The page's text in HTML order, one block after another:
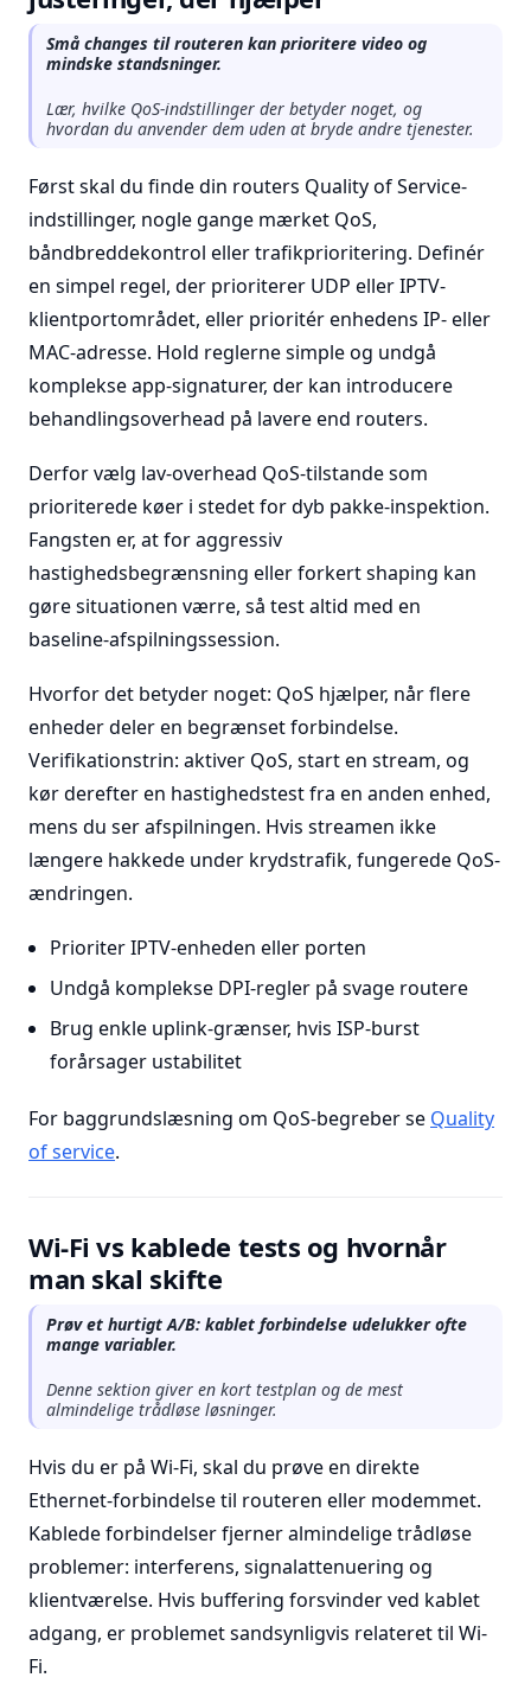
Små changes til routeren kan prioritere video og
mindske standsninger.
Lær, hvilke QoS-indstillinger der betyder noget, og
hvordan du anvender dem uden at bryde andre tjenester.
Først skal du finde din routers Quality of Service-
indstillinger, nogle gange mærket QoS,
båndbreddekontrol eller trafikprioritering. Definér
en simpel regel, der prioriterer UDP eller IPTV-
klientportområdet, eller prioritér enhedens IP- eller
MAC-adresse. Hold reglerne simple og undgå
komplekse app-signaturer, der kan introducere
behandlingsoverhead på lavere end routers.
Derfor vælg lav-overhead QoS-tilstande som
prioriterede køer i stedet for dyb pakke-inspektion.
Fangsten er, at for aggressiv
hastighedsbegrænsning eller forkert shaping kan
gøre situationen værre, så test altid med en
baseline-afspilningssession.
Hvorfor det betyder noget: QoS hjælper, når flere
enheder deler en begrænset forbindelse.
Verifikationstrin: aktiver QoS, start en stream, og
kør derefter en hastighedstest fra en anden enhed,
mens du ser afspilningen. Hvis streamen ikke
længere hakkede under krydstrafik, fungerede QoS-
ændringen.
Prioriter IPTV-enheden eller porten
Undgå komplekse DPI-regler på svage routere
Brug enkle uplink-grænser, hvis ISP-burst
forårsager ustabilitet
For baggrundslæsning om QoS-begreber se Quality
of service.
Wi-Fi vs kablede tests og hvornår
man skal skifte
Prøv et hurtigt A/B: kablet forbindelse udelukker ofte
mange variabler.
Denne sektion giver en kort testplan og de mest
almindelige trådløse løsninger.
Hvis du er på Wi-Fi, skal du prøve en direkte
Ethernet-forbindelse til routeren eller modemmet.
Kablede forbindelser fjerner almindelige trådløse
problemer: interferens, signalattenuering og
klientværelse. Hvis buffering forsvinder ved kablet
adgang, er problemet sandsynligvis relateret til Wi-
Fi.